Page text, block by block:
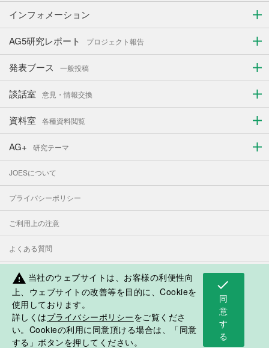
インフォメーション
AG5研究レポート プロジェクト報告
発表ブース 一般投稿
談話室 意見・情報交換
資料室 各種資料閲覧
AG+ 研究テーマ
JOESについて
プライバシーポリシー
ご利用上の注意
よくある質問
お問い合わせ
表示モード：
日本人学校・補習授業校応援サイト
©2018 Japan Overseas Educational Services
warning 当社のウェブサイトは、お客様の利便性向
上、ウェブサイトの改善等を目的に、Cookieを
使用しております。
詳しくはプライバシーポリシーをご覧くださ
い。Cookieの利用に同意頂ける場合は、「同意
する」ボタンを押してください。
check
同
意
す
る